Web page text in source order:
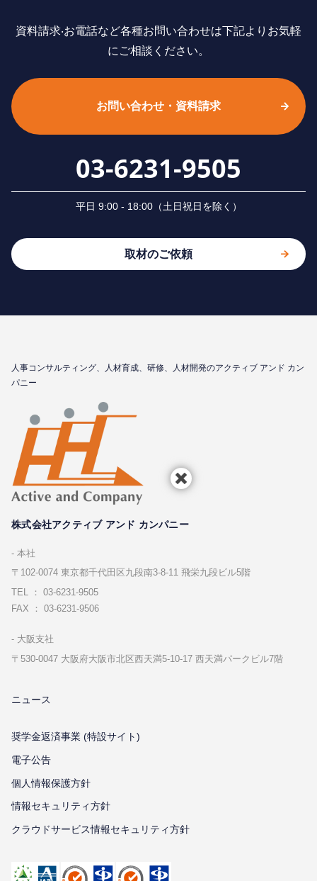
資料請求‧お電話など各種お問い合わせは下記よりお気軽
にご相談ください。
お問い合わせ・資料請求
03-6231-9505
平⽇ 9:00 - 18:00（⼟⽇祝⽇を除く）
取材のご依頼
⼈事コンサルティング、⼈材育成、研修、⼈材開発のアクティブ アンド カン
パニー
株式会社アクティブ アンド カンパニー
本社
〒102-0074 東京都千代⽥区九段南3-8-11 飛栄九段ビル5階
TEL ： 03-6231-9505
FAX ： 03-6231-9506
⼤阪⽀社
〒530-0047 ⼤阪府⼤阪市北区⻄天満5-10-17 ⻄天満パークビル7階
ニュース
奨学金返済事業 (特設サイト)
電子公告
個⼈情報保護⽅針
情報セキュリティ⽅針
クラウドサービス情報セキュリティ方針